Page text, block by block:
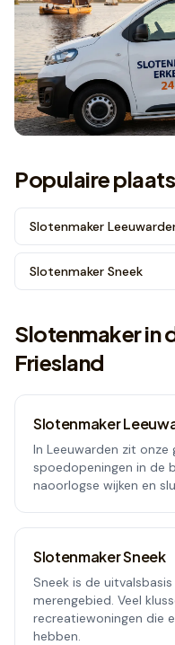
Populaire
Slotenmaker
Slotenmaker Sneek
Slotenmaker in
Friesland
Slotenmaker
In Leeuwarden zit
spoedopeningen in de
naoorlogse wijken en
SlotenmakerSneek
Sneek is de
merengebied. Veel
recreatiewoningen die
hebben.